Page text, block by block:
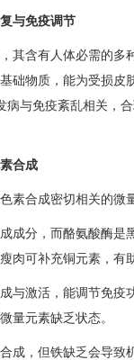
与免疫调节​
含有人体必需的多
础物质，能为受损
与免疫紊乱相关，
合成​
合成密切相关的微
分，而酪氨酸酶是
肉可补充铜元素，有
激活，能调节免疫
量元素缺乏状态。​
，但铁缺乏会导致